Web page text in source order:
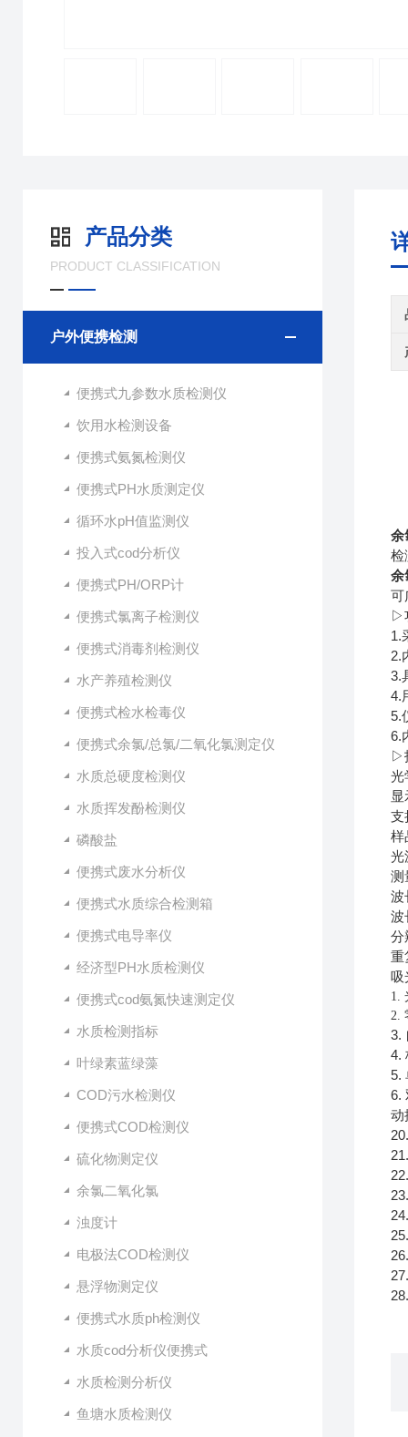
产品分类
PRODUCT CLASSIFICATION
户外便携检测
便携式九参数水质检测仪
饮用水检测设备
便携式氨氮检测仪
便携式PH水质测定仪
循环水pH值监测仪
投入式cod分析仪
便携式PH/ORP计
便携式氯离子检测仪
便携式消毒剂检测仪
水产养殖检测仪
便携式检水检毒仪
便携式余氯/总氯/二氧化氯测定仪
水质总硬度检测仪
水质挥发酚检测仪
磷酸盐
便携式废水分析仪
便携式水质综合检测箱
便携式电导率仪
经济型PH水质检测仪
便携式cod氨氮快速测定仪
水质检测指标
叶绿素蓝绿藻
COD污水检测仪
便携式COD检测仪
硫化物测定仪
余氯二氧化氯
浊度计
电极法COD检测仪
悬浮物测定仪
便携式水质ph检测仪
水质cod分析仪便携式
水质检测分析仪
鱼塘水质检测仪
余
检
余
可
▷
1.
2.
3.
4.
5.
6.
▷
光
支
样
光
测
波
波
分
重
吸
1.
2.
3.
4.
5.
6.
动